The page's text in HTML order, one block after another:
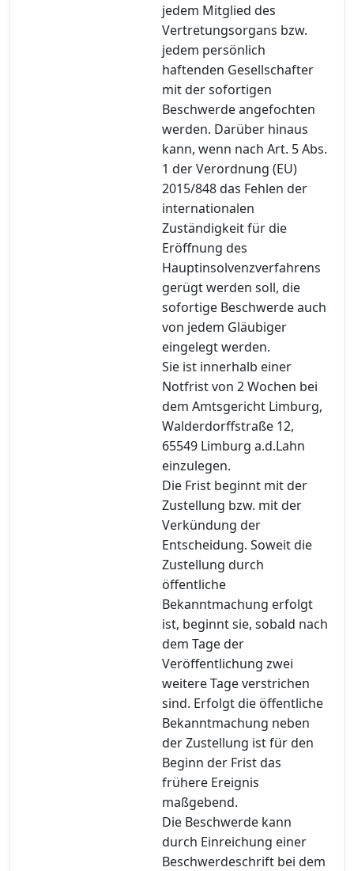
jedem Mitglied des
Vertretungsorgans bzw.
jedem persönlich
haftenden Gesellschafter
mit der sofortigen
Beschwerde angefochten
werden. Darüber hinaus
kann, wenn nach Art. 5 Abs.
1 der Verordnung (EU)
2015/848 das Fehlen der
internationalen
Zuständigkeit für die
Eröffnung des
Hauptinsolvenzverfahrens
gerügt werden soll, die
sofortige Beschwerde auch
von jedem Gläubiger
eingelegt werden.
Sie ist innerhalb einer
Notfrist von 2 Wochen bei
dem Amtsgericht Limburg,
Walderdorffstraße 12,
65549 Limburg a.d.Lahn
einzulegen.
Die Frist beginnt mit der
Zustellung bzw. mit der
Verkündung der
Entscheidung. Soweit die
Zustellung durch
öffentliche
Bekanntmachung erfolgt
ist, beginnt sie, sobald nach
dem Tage der
Veröffentlichung zwei
weitere Tage verstrichen
sind. Erfolgt die öffentliche
Bekanntmachung neben
der Zustellung ist für den
Beginn der Frist das
frühere Ereignis
maßgebend.
Die Beschwerde kann
durch Einreichung einer
Beschwerdeschrift bei dem